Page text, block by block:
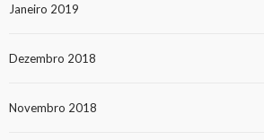
Janeiro 2019
Dezembro 2018
Novembro 2018